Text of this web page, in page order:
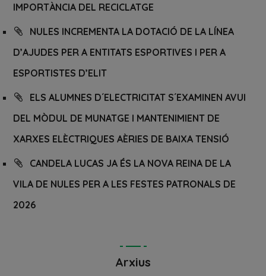
IMPORTÀNCIA DEL RECICLATGE
NULES INCREMENTA LA DOTACIÓ DE LA LÍNEA
D’AJUDES PER A ENTITATS ESPORTIVES I PER A
ESPORTISTES D’ELIT
ELS ALUMNES D´ELECTRICITAT S´EXAMINEN AVUI
DEL MÒDUL DE MUNATGE I MANTENIMIENT DE
XARXES ELÈCTRIQUES AÈRIES DE BAIXA TENSIÓ
CANDELA LUCAS JA ÉS LA NOVA REINA DE LA
VILA DE NULES PER A LES FESTES PATRONALS DE
2026
Arxius